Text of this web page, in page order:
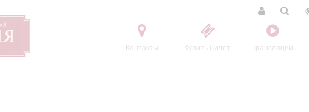
Контакты Купить билет Трансляции